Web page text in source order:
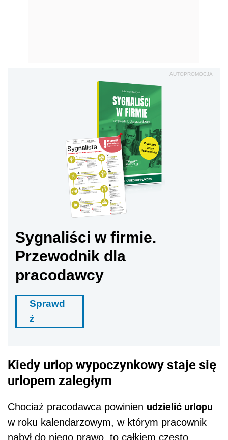
AUTOPROMOCJA
Sygnaliści w firmie.
Przewodnik dla
pracodawcy
Sprawd
ź
Kiedy urlop wypoczynkowy staje się
urlopem zaległym
Chociaż pracodawca powinien udzielić urlopu
w roku kalendarzowym, w którym pracownik
nabył do niego prawo, to całkiem często